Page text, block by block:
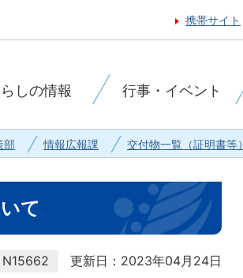
携帯サイト
らしの情報 行事・イベント
部 情報広報課 交付物一覧（証明書等）
て
N15662 更新日：2023年04月24日